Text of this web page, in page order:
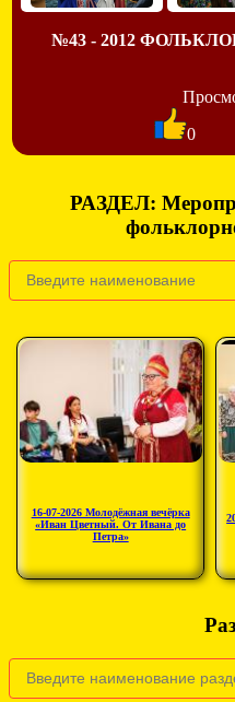
№43 - 2012
0
РАЗДЕЛ:
16-07-2026 Молодёжная вечёрка
«Иван Цветный. От Ивана до
Петра»